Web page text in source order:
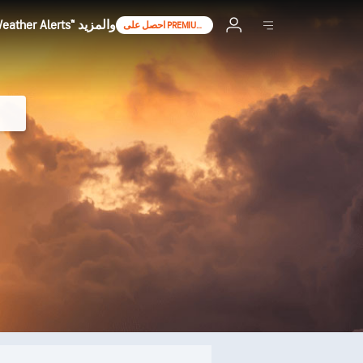
افتح توقعات لمدة 90 يوما، AccuWeather Alerts™ والمزيد احصل على PREMIUM+